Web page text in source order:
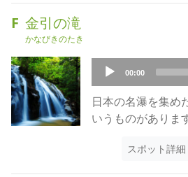
せてみましょう。
台です。
これは元ジェッ
ースで、全長約
8.5メートルあり
ノラマを楽しめま
ビューランドには
そして元結（もと
手がけ、元結屋
ました。
屋敷は1776年（安
（さらしやかじ）
F 金引の滝
かなびきのたき
Audio
Player
00:00
日本の名瀑を集め
いうものがありま
スポット詳細